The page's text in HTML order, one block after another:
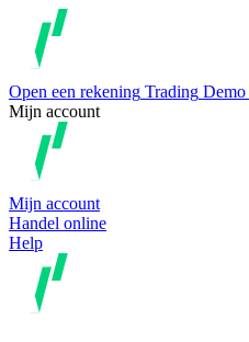
Open een rekening Trading Demo
Mijn account
Mijn account
Handel online
Help